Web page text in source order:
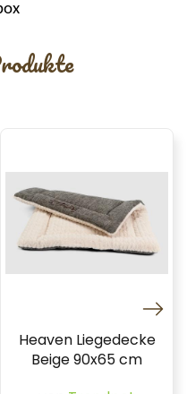
Heaven Liegedecke
Beige 90x65 cm